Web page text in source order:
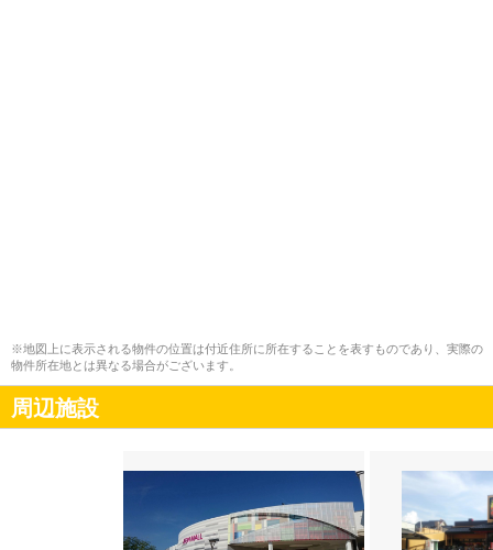
※地図上に表示される物件の位置は付近住所に所在することを表すものであり、実際の
物件所在地とは異なる場合がございます。
周辺施設